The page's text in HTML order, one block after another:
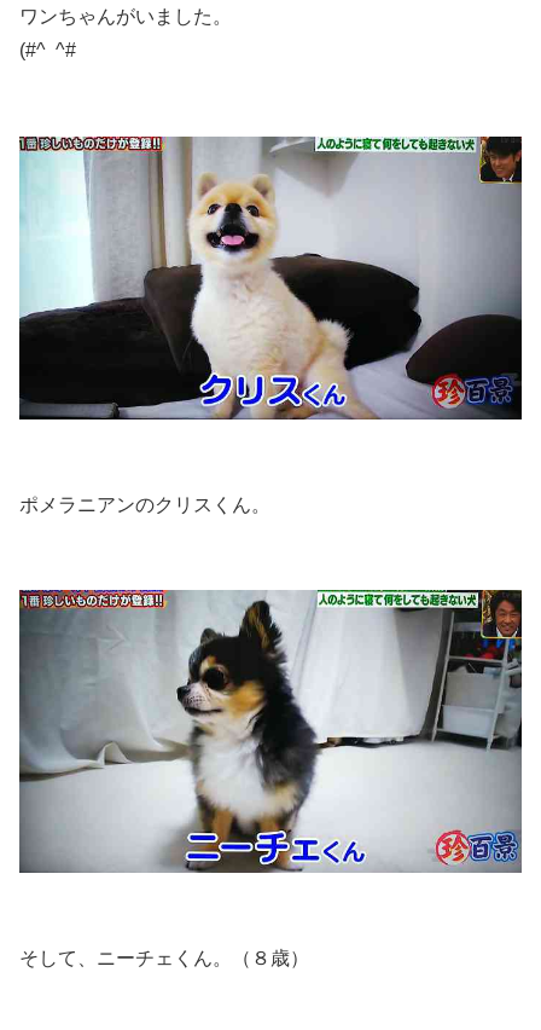
ワンちゃんがいました。
(#^ ^#
ポメラニアンのクリスくん。
そして、ニーチェくん。（８歳）